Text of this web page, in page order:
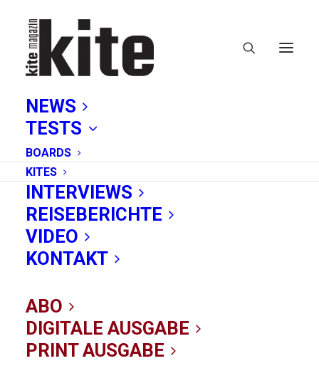
NEWS
TESTS
BOARDS
KITES
INTERVIEWS
REISEBERICHTE
VIDEO
KONTAKT
ABO
DIGITALE AUSGABE
PRINT AUSGABE
Impressum
Arne Schuber, Julia Fell
Verantwortlich für den Inhalt dieser Seiten ist: